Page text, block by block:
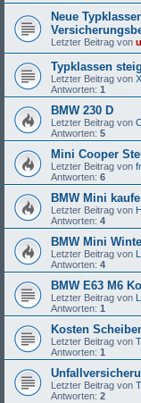
Neue
Letzter Beitrag von
Typklassen
Letzter Beitrag von
Antworten: 1
BMW 230 D
Letzter Beitrag von
Antworten: 5
Mini Cooper
Letzter Beitrag von
Antworten: 6
BMW Mini
Letzter Beitrag von
Antworten: 4
BMW Mini
Letzter Beitrag von
Antworten: 4
BMW E63 M6
Letzter Beitrag von
Antworten: 1
Kosten
Letzter Beitrag von
Antworten: 1
Letzter Beitrag von
Antworten: 2